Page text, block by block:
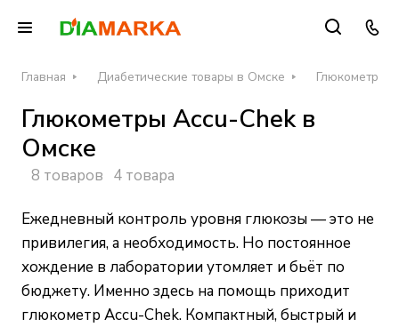
Главная Диабетические товары в Омске Глюкометры
Глюкометры Accu-Chek в
Омске
8 товаров 4 товара
Ежедневный контроль уровня глюкозы — это не
привилегия, а необходимость. Но постоянное
хождение в лаборатории утомляет и бьёт по
бюджету. Именно здесь на помощь приходит
глюкометр Accu-Chek. Компактный, быстрый и